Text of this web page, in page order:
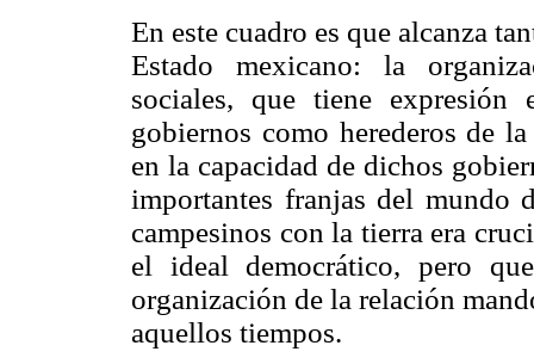
En este cuadro es que alcanza
Estado mexicano: la
sociales, que tiene
gobiernos como herederos de
en la capacidad de dichos
importantes franjas del
campesinos con la tierra era
el ideal democrático, pero
organización de la relación
aquellos tiempos.